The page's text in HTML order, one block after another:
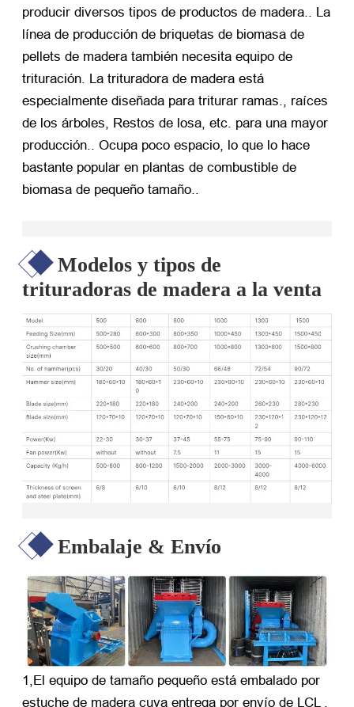
producir diversos tipos de productos de madera.. La
línea de producción de briquetas de biomasa de
pellets de madera también necesita equipo de
trituración. La trituradora de madera está
especialmente diseñada para triturar ramas., raíces
de los árboles, Restos de losa, etc. para una mayor
producción.. Ocupa poco espacio, lo que lo hace
bastante popular en plantas de combustible de
biomasa de pequeño tamaño..
Modelos y tipos de
trituradoras de madera a la venta
Embalaje & Envío
1,El equipo de tamaño pequeño está embalado por
estuche de madera cuya entrega por envío de LCL .